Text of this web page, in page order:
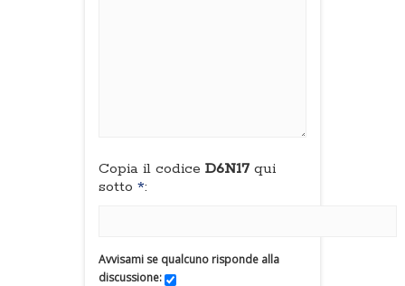
Copia il codice D6N17 qui
sotto *:
Avvisami se qualcuno risponde alla
discussione: